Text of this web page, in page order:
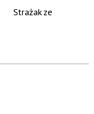
ze